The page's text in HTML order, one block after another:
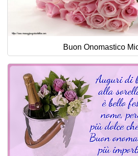
Buon Onomastico